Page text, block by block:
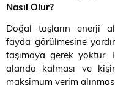
Nasıl Olur?
Doğal taşların enerji
fayda görülmesine
taşımaya gerek
alanda kalması ve
maksimum verim